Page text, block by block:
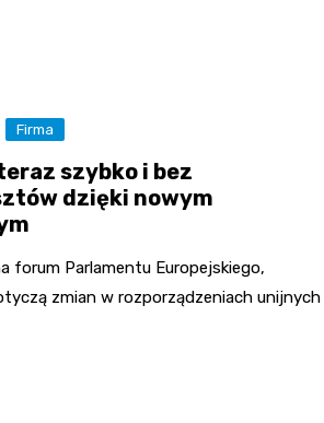
Firma
szybko i bez
dzięki nowym
forum Parlamentu Europejskiego,
zmian w rozporządzeniach unijnych